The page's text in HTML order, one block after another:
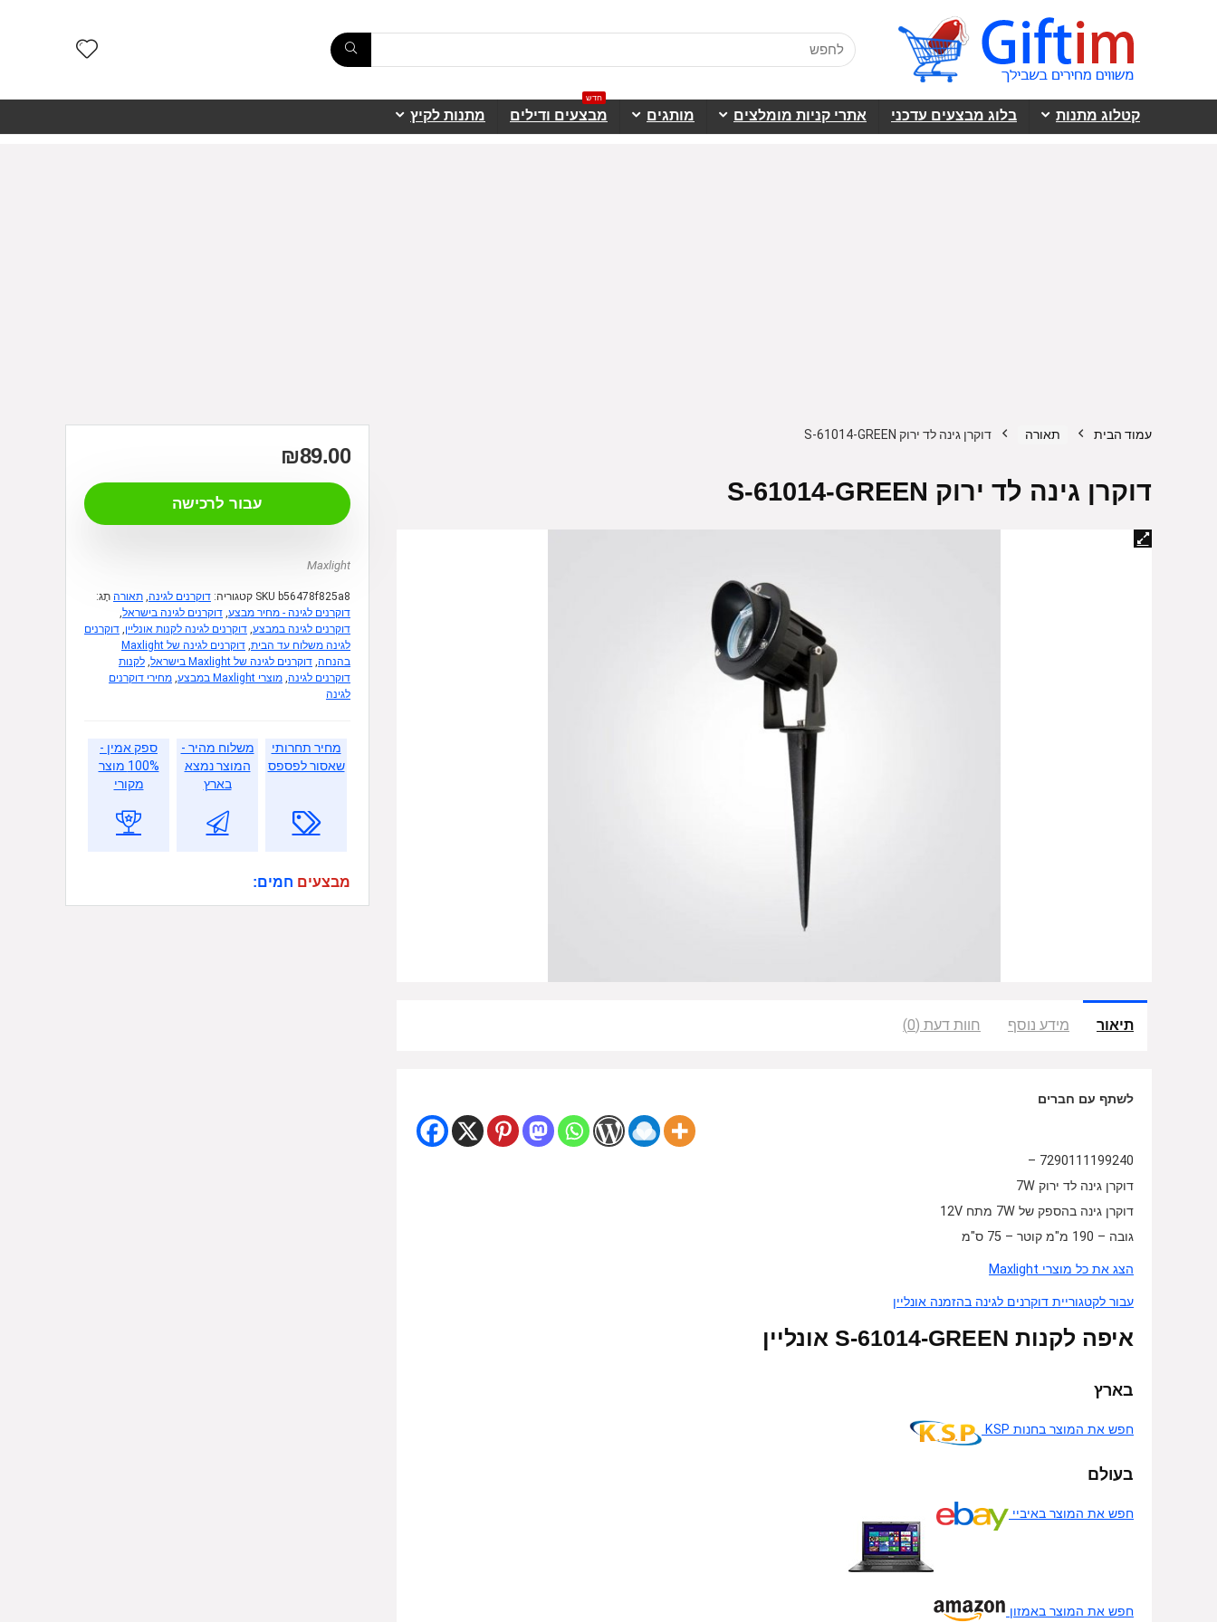
קטלוג מתנות בלוג מבצעים עדכני אתרי קניות מומלצים מותגים מבצעים ודילים
חדש
מתנות לקיץ
עמוד הבית תאורה דוקרן גינה לד ירוק S-61014-GREEN
דוקרן גינה לד ירוק S-61014-GREEN
תיאור מידע נוסף חוות דעת (0)
לשתף עם חברים
7290111199240 –
דוקרן גינה לד ירוק 7W
דוקרן גינה בהספק של 7W מתח 12V
גובה – 190 מ"מ קוטר – 75 ס"מ
הצג את כל מוצרי Maxlight
עבור לקטגוריית דוקרנים לגינה בהזמנה אונליין
איפה לקנות S-61014-GREEN אונליין
בארץ
חפש את המוצר בחנות KSP
בעולם
חפש את המוצר באיביי
חפש את המוצר באמזון
₪89.00
עבור לרכישה
Maxlight
SKU b56478f825a8 קטגוריה: דוקרנים לגינה, תאורה תָג:
דוקרנים לגינה - מחיר מבצע, דוקרנים לגינה בישראל,
דוקרנים לגינה במבצע, דוקרנים לגינה לקנות אונליין, דוקרנים
לגינה משלוח עד הבית,
דוקרנים לגינה של Maxlight
בהנחה, דוקרנים לגינה של Maxlight בישראל , לקנות
דוקרנים לגינה, מוצרי Maxlight במבצע , מחירי דוקרנים
לגינה
מחיר תחרותי
שאסור לפספס
משלוח מהיר -
המוצר נמצא
בארץ
ספק אמין -
100% מוצר
מקורי
מבצעים חמים: